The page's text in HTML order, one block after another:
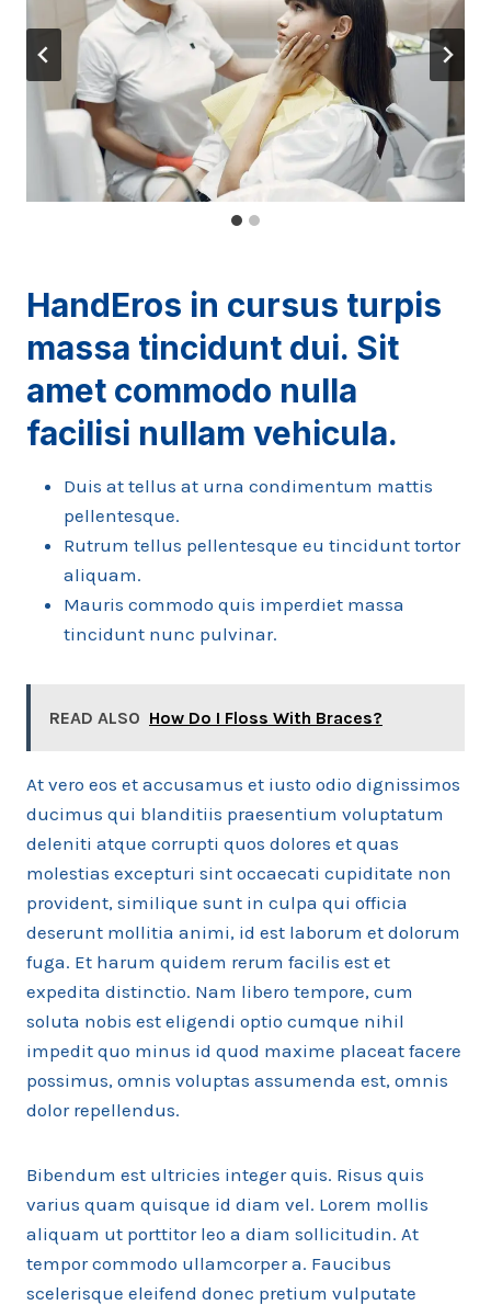
HandEros in cursus turpis
massa tincidunt dui. Sit
amet commodo nulla
facilisi nullam vehicula.
Duis at tellus at urna condimentum mattis
pellentesque.
Rutrum tellus pellentesque eu tincidunt tortor
aliquam.
Mauris commodo quis imperdiet massa
tincidunt nunc pulvinar.
READ ALSO How Do I Floss With Braces?
At vero eos et accusamus et iusto odio dignissimos
ducimus qui blanditiis praesentium voluptatum
deleniti atque corrupti quos dolores et quas
molestias excepturi sint occaecati cupiditate non
provident, similique sunt in culpa qui officia
deserunt mollitia animi, id est laborum et dolorum
fuga. Et harum quidem rerum facilis est et
expedita distinctio. Nam libero tempore, cum
soluta nobis est eligendi optio cumque nihil
impedit quo minus id quod maxime placeat facere
possimus, omnis voluptas assumenda est, omnis
dolor repellendus.
Bibendum est ultricies integer quis. Risus quis
varius quam quisque id diam vel. Lorem mollis
aliquam ut porttitor leo a diam sollicitudin. At
tempor commodo ullamcorper a. Faucibus
scelerisque eleifend donec pretium vulputate